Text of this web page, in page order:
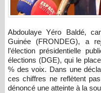
Abdoulaye Yéro Baldé, candidat du Front démocratique de
Guinée (FRONDEG), a
l’élection présidentielle
élections (DGE), qui le
% des voix. Dans une
ces chiffres ne reflètent
dénoncé une atteinte à la